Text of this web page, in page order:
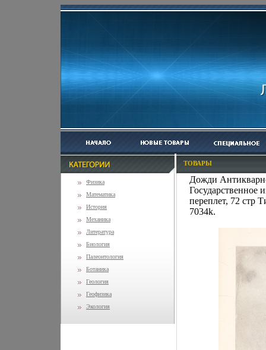
Физика
Математика
История
Механика
Литература
Биология
Палеонтология
Ботаника
Геология
Геофизика
Экология
ТОВАРЫ
Дожди
Государственное
переплет, 72 стр
7034k.